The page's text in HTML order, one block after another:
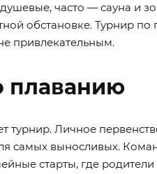
часто — сауна и
обстановке. Турнир по
привлекательным.
плаванию
турнир. Личное
самых выносливых.
старты, где